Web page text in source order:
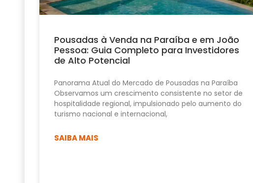
Pousadas à Venda na Paraíba e em João
Pessoa: Guia Completo para Investidores
de Alto Potencial
Panorama Atual do Mercado de Pousadas na Paraíba
Observamos um crescimento consistente no setor de
hospitalidade regional, impulsionado pelo aumento do
turismo nacional e internacional,
SAIBA MAIS